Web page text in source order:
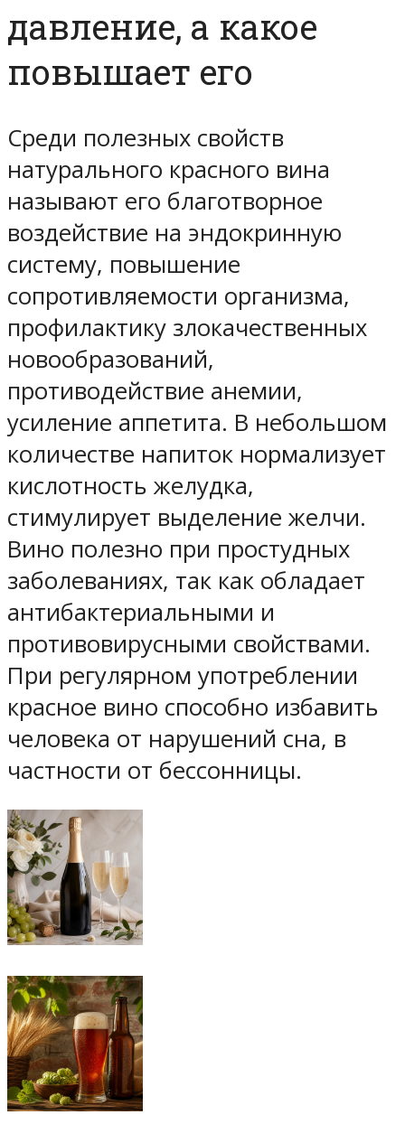
давление, а какое
повышает его
Среди полезных свойств
натурального красного вина
называют его благотворное
воздействие на эндокринную
систему, повышение
сопротивляемости организма,
профилактику злокачественных
новообразований,
противодействие анемии,
усиление аппетита. В небольшом
количестве напиток нормализует
кислотность желудка,
стимулирует выделение желчи.
Вино полезно при простудных
заболеваниях, так как обладает
антибактериальными и
противовирусными свойствами.
При регулярном употреблении
красное вино способно избавить
человека от нарушений сна, в
частности от бессонницы.